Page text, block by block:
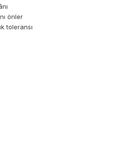
önler
toleransı